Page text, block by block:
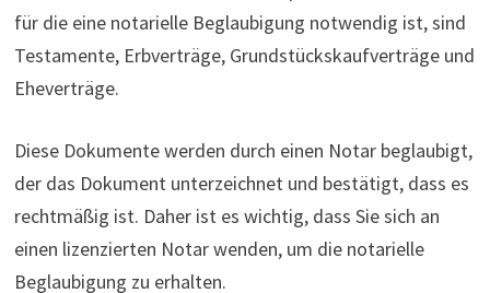
für die eine notarielle Beglaubigung notwendig ist, sind
Testamente, Erbverträge, Grundstückskaufverträge und
Eheverträge.
Diese Dokumente werden durch einen Notar beglaubigt,
der das Dokument unterzeichnet und bestätigt, dass es
rechtmäßig ist. Daher ist es wichtig, dass Sie sich an
einen lizenzierten Notar wenden, um die notarielle
Beglaubigung zu erhalten.